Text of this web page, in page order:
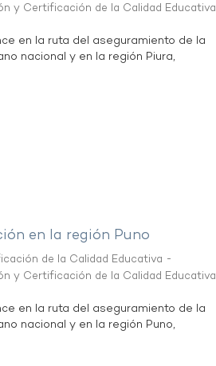
y Certificación de la Calidad Educativa
en la ruta del aseguramiento de la
nacional y en la región Piura,
en la región Puno
de la Calidad Educativa -
y Certificación de la Calidad Educativa
en la ruta del aseguramiento de la
nacional y en la región Puno,